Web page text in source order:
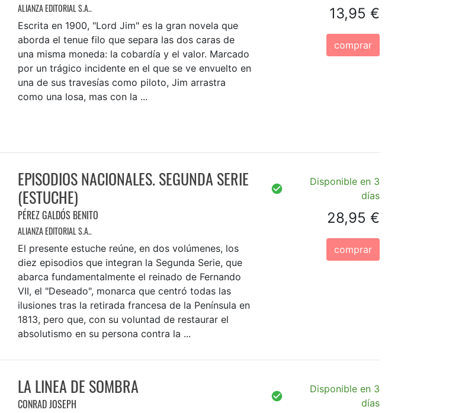
ALIANZA EDITORIAL S.A..
Escrita en 1900, "Lord Jim" es la gran novela que
aborda el tenue filo que separa las dos caras de
una misma moneda: la cobardía y el valor. Marcado
por un trágico incidente en el que se ve envuelto en
una de sus travesías como piloto, Jim arrastra
como una losa, mas con la ...
13,95 €
comprar
EPISODIOS NACIONALES. SEGUNDA SERIE
(ESTUCHE)
PÉREZ GALDÓS BENITO
ALIANZA EDITORIAL S.A..
El presente estuche reúne, en dos volúmenes, los
diez episodios que integran la Segunda Serie, que
abarca fundamentalmente el reinado de Fernando
VII, el "Deseado", monarca que centró todas las
ilusiones tras la retirada francesa de la Península en
1813, pero que, con su voluntad de restaurar el
absolutismo en su persona contra la ...
Disponible en 3
días
28,95 €
comprar
LA LINEA DE SOMBRA
CONRAD JOSEPH
Disponible en 3
días